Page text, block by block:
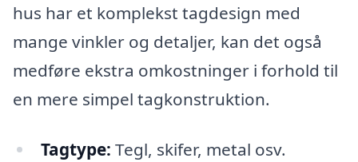
hus har et komplekst tagdesign med
mange vinkler og detaljer, kan det også
medføre ekstra omkostninger i forhold til
en mere simpel tagkonstruktion.
Tagtype: Tegl, skifer, metal osv.